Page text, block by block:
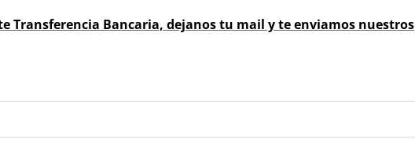
Transferencia Bancaria, dejanos tu mail y te enviamos nuestros